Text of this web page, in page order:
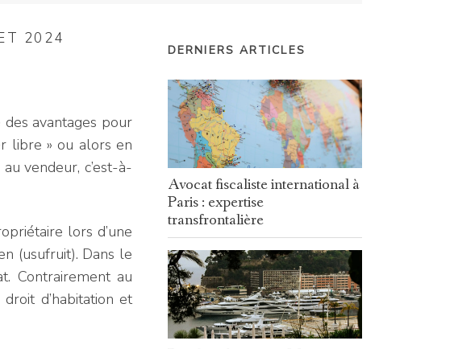
2024
avantages pour
libre » ou alors en
vendeur, c’est-à-
lors d’une
(usufruit). Dans le
Contrairement au
d’habitation et
DERNIERS ARTICLES
Avocat fiscaliste international à
Paris : expertise
transfrontalière